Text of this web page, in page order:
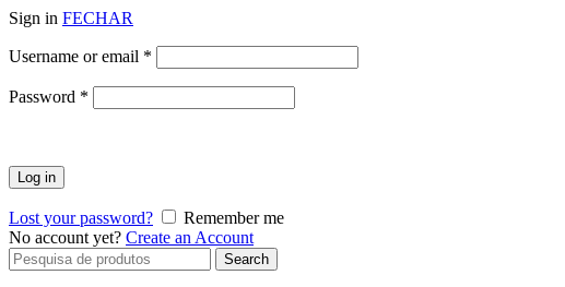
Sign in FECHAR
Username or email *
Password *
Log in
Lost your password?
Remember me
No account yet? Create an Account
Search
for:
Search